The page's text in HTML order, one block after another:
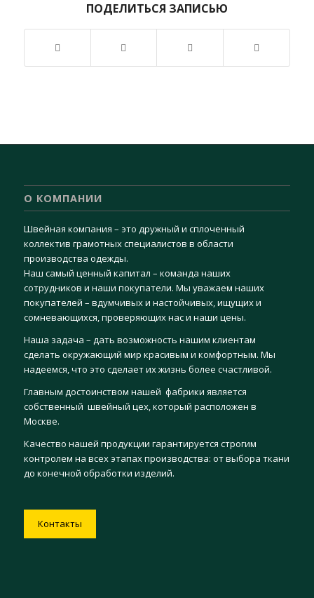
ПОДЕЛИТЬСЯ ЗАПИСЬЮ
О КОМПАНИИ
Швейная компания – это дружный и сплоченный
коллектив грамотных специалистов в области
производства одежды.
Наш самый ценный капитал – команда наших
сотрудников и наши покупатели. Мы уважаем наших
покупателей – вдумчивых и настойчивых, ищущих и
сомневающихся, проверяющих нас и наши цены.
Наша задача – дать возможность нашим клиентам
сделать окружающий мир красивым и комфортным. Мы
надеемся, что это сделает их жизнь более счастливой.
Главным достоинством нашей фабрики является
собственный швейный цех, который расположен в
Москве.
Качество нашей продукции гарантируется строгим
контролем на всех этапах производства: от выбора ткани
до конечной обработки изделий.
Контакты